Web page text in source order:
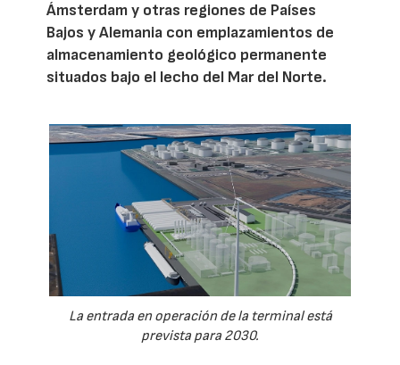
Ámsterdam y otras regiones de Países
Bajos y Alemania con emplazamientos de
almacenamiento geológico permanente
situados bajo el lecho del Mar del Norte.
La entrada en operación de la terminal está
prevista para 2030.